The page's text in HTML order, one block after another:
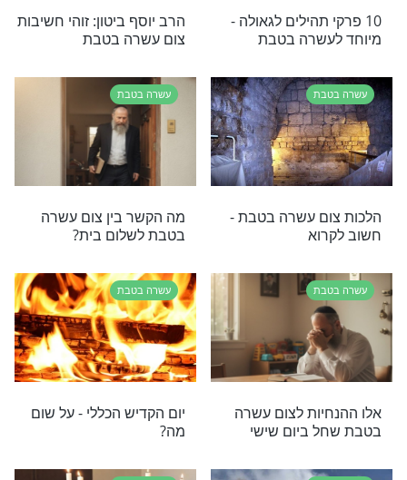
הכללי: אמרו
נשמת
עשרה בטבת
מדוע צום עשרה בטבת הוא
החמור ביותר שבצומות?
עשרה בטבת